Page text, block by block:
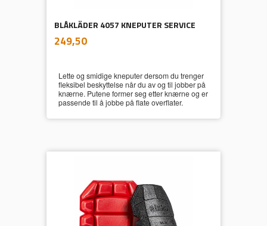
BLÅKLÄDER 4057 KNEPUTER SERVICE
Pris
249,50mva.
Lette og smidige kneputer dersom du trenger
fleksibel beskyttelse når du av og til jobber på
knærne. Putene former seg etter knærne og er
passende til å jobbe på flate overflater.